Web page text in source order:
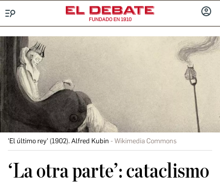
FUNDADO EN 1910
'El último rey' (1902). Alfred Kubin Wikimedia Commons
‘La otra parte’: cataclismo